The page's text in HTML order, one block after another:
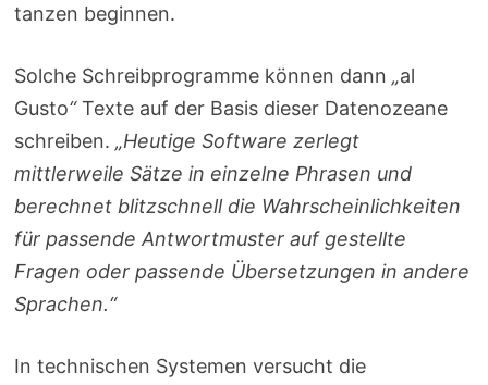
tanzen beginnen.
Solche Schreibprogramme können dann„al
Gusto“Texte auf der Basis dieser Datenozeane
schreiben.„Heutige Software zerlegt
mittlerweile Sätze in einzelne Phrasen und
berechnet blitzschnell die Wahrscheinlichkeiten
für passende Antwortmuster auf gestellte
Fragen oder passende Übersetzungen in andere
Sprachen.“
In technischen Systemen versucht die